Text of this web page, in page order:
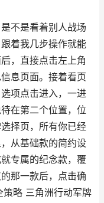
不是看着别人战场
着我几步操作就能
，直接点击左上角
息页面。接着看页
项点击进入，一进
在第二个位置，位
择页，所有你已经
从基础款的简约设
专属的纪念款，覆
那一款后，点击确
策略 三角洲行动军牌